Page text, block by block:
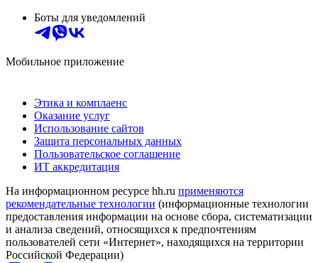
Боты для уведомлений
Мобильное приложение
Этика и комплаенс
Оказание услуг
Использование сайтов
Защита персональных данных
Пользовательское соглашение
ИТ аккредитация
На информационном ресурсе hh.ru применяются
рекомендательные технологии (информационные технологии
предоставления информации на основе сбора, систематизации
и анализа сведений, относящихся к предпочтениям
пользователей сети «Интернет», находящихся на территории
Российской Федерации)